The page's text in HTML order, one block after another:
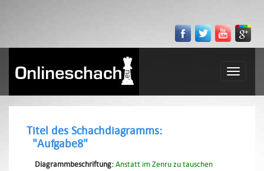
Toggle
Titel des Schachdiagramms:
"Aufgabe8"
Diagrammbeschriftung:Anstatt im Zenru zu tauschen